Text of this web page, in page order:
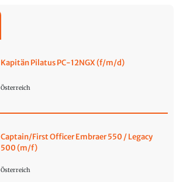
Kapitän Pilatus PC-12NGX (f/m/d)
Österreich
Captain/First Officer Embraer 550 / Legacy
500 (m/f)
Österreich